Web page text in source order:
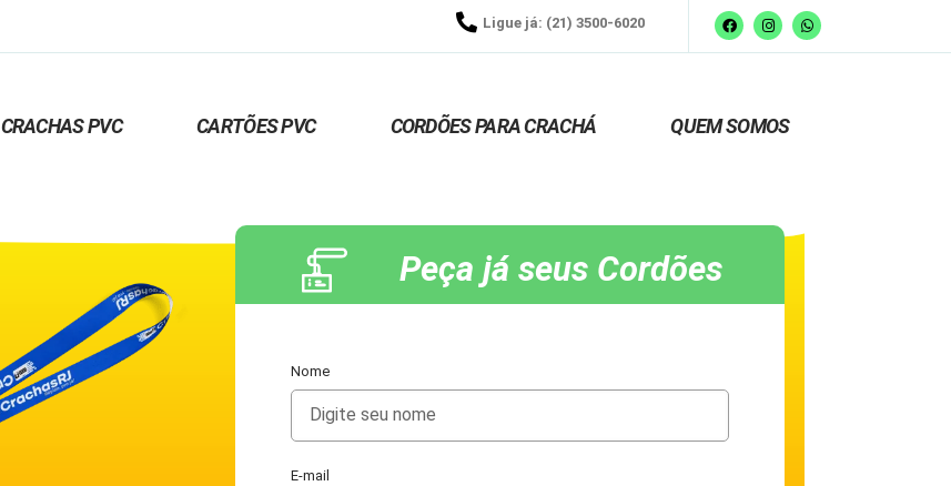
Ligue já: (21) 3500-6020
CRACHAS PVC CARTÕES PVC CORDÕES PARA CRACHÁ QUEM SOMOS
Peça já seus Cordões
Nome
E-mail